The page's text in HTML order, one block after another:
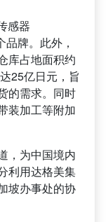
感器
牌。此外，
库占地面积约
25亿日元，旨
的需求。同时
装加工等附加
，为中国境内
利用达格美集
坡办事处的协